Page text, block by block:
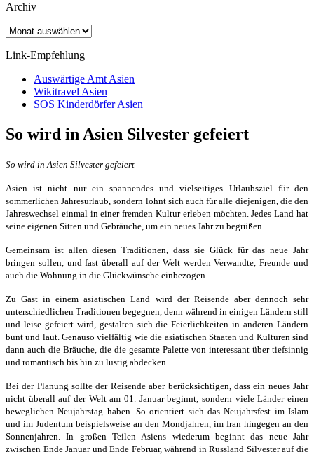
Archiv
Archiv
Link-Empfehlung
Auswärtige Amt Asien
Wikitravel Asien
SOS Kinderdörfer Asien
So wird in Asien Silvester gefeiert
So wird in Asien Silvester gefeiert
Asien ist nicht nur ein spannendes und vielseitiges Urlaubsziel für den
sommerlichen Jahresurlaub, sondern lohnt sich auch für alle diejenigen, die den
Jahreswechsel einmal in einer fremden Kultur erleben möchten. Jedes Land hat
seine eigenen Sitten und Gebräuche, um ein neues Jahr zu begrüßen.
Gemeinsam ist allen diesen Traditionen, dass sie Glück für das neue Jahr
bringen sollen, und fast überall auf der Welt werden Verwandte, Freunde und
auch die Wohnung in die Glückwünsche einbezogen.
Zu Gast in einem asiatischen Land wird der Reisende aber dennoch sehr
unterschiedlichen Traditionen begegnen, denn während in einigen Ländern still
und leise gefeiert wird, gestalten sich die Feierlichkeiten in anderen Ländern
bunt und laut. Genauso vielfältig wie die asiatischen Staaten und Kulturen sind
dann auch die Bräuche, die die gesamte Palette von interessant über tiefsinnig
und romantisch bis hin zu lustig abdecken.
Bei der Planung sollte der Reisende aber berücksichtigen, dass ein neues Jahr
nicht überall auf der Welt am 01. Januar beginnt, sondern viele Länder einen
beweglichen Neujahrstag haben. So orientiert sich das Neujahrsfest im Islam
und im Judentum beispielsweise an den Mondjahren, im Iran hingegen an den
Sonnenjahren. In großen Teilen Asiens wiederum beginnt das neue Jahr
zwischen Ende Januar und Ende Februar, während in Russland Silvester auf die